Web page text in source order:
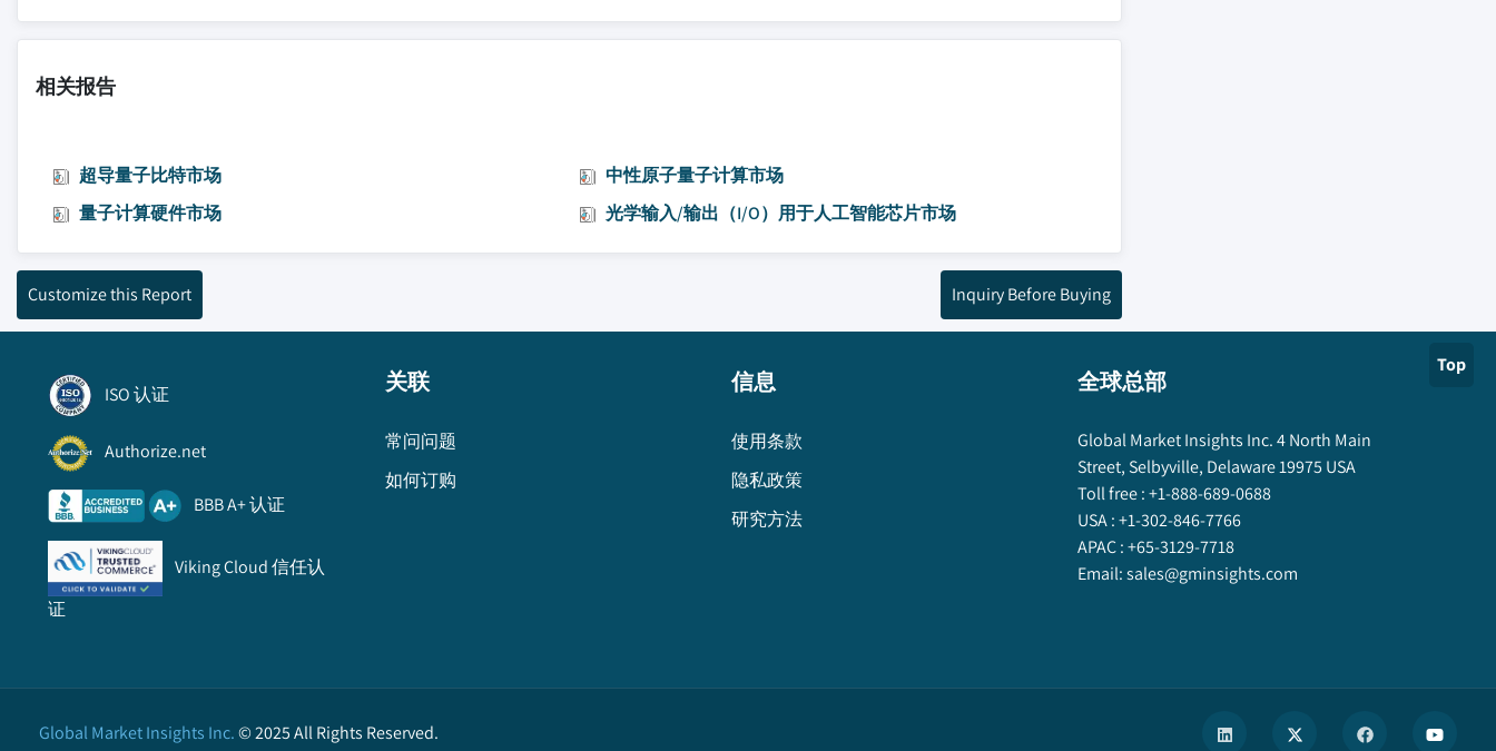
相关报告
超导量子比特市场
中性原子量子计算市场
量子计算硬件市场
光学输入/输出（I/O）用于人工智能芯片市场
Customize this Report Inquiry Before Buying
Top
ISO 认证
Authorize.net
BBB A+ 认证
Viking Cloud 信任认
证
关联
常问问题
如何订购
信息
使用条款
隐私政策
研究方法
全球总部
Global Market Insights Inc. 4 North Main
Street, Selbyville, Delaware 19975 USA
Toll free :+1-888-689-0688
USA :+1-302-846-7766
APAC :+65-3129-7718
Email:sales@gminsights.com
Global Market Insights Inc.©2025All Rights Reserved.